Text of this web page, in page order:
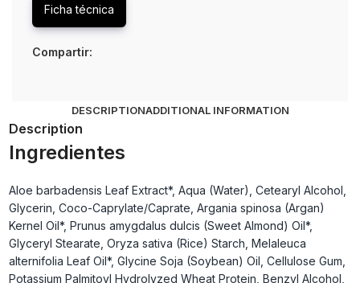
Ficha técnica
Compartir:
DESCRIPTIONADDITIONAL INFORMATION
Description
Ingredientes
Aloe barbadensis Leaf Extract*, Aqua (Water), Cetearyl Alcohol,
Glycerin, Coco-Caprylate/Caprate, Argania spinosa (Argan)
Kernel Oil*, Prunus amygdalus dulcis (Sweet Almond) Oil*,
Glyceryl Stearate, Oryza sativa (Rice) Starch, Melaleuca
alternifolia Leaf Oil*, Glycine Soja (Soybean) Oil, Cellulose Gum,
Potassium Palmitoyl Hydrolyzed Wheat Protein, Benzyl Alcohol,